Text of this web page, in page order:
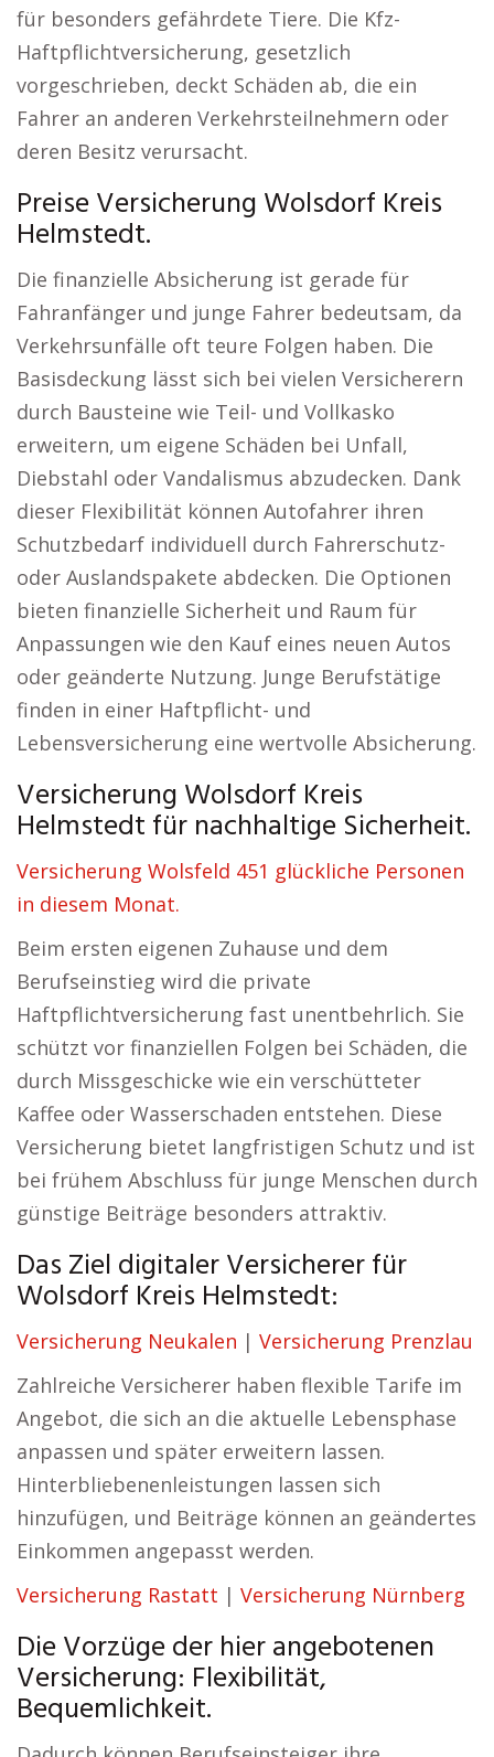
für besonders gefährdete Tiere. Die Kfz-
Haftpflichtversicherung, gesetzlich
vorgeschrieben, deckt Schäden ab, die ein
Fahrer an anderen Verkehrsteilnehmern oder
deren Besitz verursacht.
Preise Versicherung Wolsdorf Kreis
Helmstedt.
Die finanzielle Absicherung ist gerade für
Fahranfänger und junge Fahrer bedeutsam, da
Verkehrsunfälle oft teure Folgen haben. Die
Basisdeckung lässt sich bei vielen Versicherern
durch Bausteine wie Teil- und Vollkasko
erweitern, um eigene Schäden bei Unfall,
Diebstahl oder Vandalismus abzudecken. Dank
dieser Flexibilität können Autofahrer ihren
Schutzbedarf individuell durch Fahrerschutz-
oder Auslandspakete abdecken. Die Optionen
bieten finanzielle Sicherheit und Raum für
Anpassungen wie den Kauf eines neuen Autos
oder geänderte Nutzung. Junge Berufstätige
finden in einer Haftpflicht- und
Lebensversicherung eine wertvolle Absicherung.
Versicherung Wolsdorf Kreis
Helmstedt für nachhaltige Sicherheit.
Versicherung Wolsfeld 451 glückliche Personen
in diesem Monat.
Beim ersten eigenen Zuhause und dem
Berufseinstieg wird die private
Haftpflichtversicherung fast unentbehrlich. Sie
schützt vor finanziellen Folgen bei Schäden, die
durch Missgeschicke wie ein verschütteter
Kaffee oder Wasserschaden entstehen. Diese
Versicherung bietet langfristigen Schutz und ist
bei frühem Abschluss für junge Menschen durch
günstige Beiträge besonders attraktiv.
Das Ziel digitaler Versicherer für
Wolsdorf Kreis Helmstedt:
Versicherung Neukalen | Versicherung Prenzlau
Zahlreiche Versicherer haben flexible Tarife im
Angebot, die sich an die aktuelle Lebensphase
anpassen und später erweitern lassen.
Hinterbliebenenleistungen lassen sich
hinzufügen, und Beiträge können an geändertes
Einkommen angepasst werden.
Versicherung Rastatt | Versicherung Nürnberg
Die Vorzüge der hier angebotenen
Versicherung: Flexibilität,
Bequemlichkeit.